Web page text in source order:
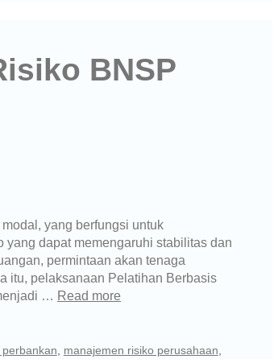
BNSP
yang berfungsi untuk
dapat memengaruhi stabilitas dan
permintaan akan tenaga
itu, pelaksanaan Pelatihan Berbasis
… Read more
manajemen risiko perusahaan